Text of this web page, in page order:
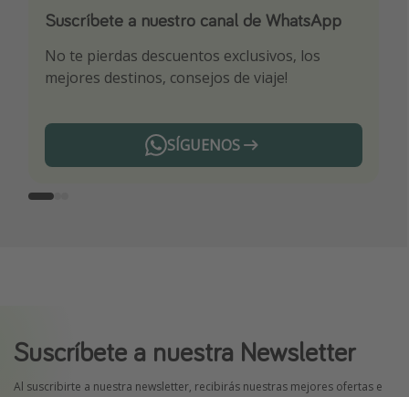
Suscríbete a nuestro canal de WhatsApp
No te pierdas descuentos exclusivos, los
mejores destinos, consejos de viaje!
SÍGUENOS
Descarga nuestra app
Sé el primero en reservar nuestros chollazos
¡Suscríbete a nuestro canal de Telegram!
¡Recibe las mejores ofertas seleccionadas para
ti por nuestros expertos en viajes
Telegram
Suscríbete a nuestra Newsletter
Al suscribirte a nuestra newsletter, recibirás nuestras mejores ofertas e